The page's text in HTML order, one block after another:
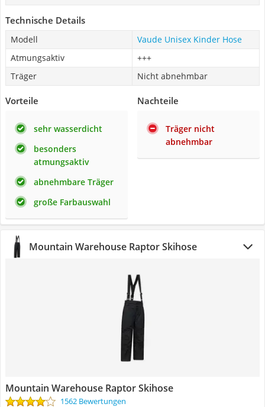
Technische Details
Modell
Vaude Unisex Kinder Hose
Atmungsaktiv
+++
Träger
Nicht abnehmbar
Vorteile
sehr wasserdicht
besonders
atmungsaktiv
abnehmbare Träger
große Farbauswahl
Nachteile
Träger nicht
abnehmbar
Mountain Warehouse Raptor Skihose
Mountain Warehouse Raptor Skihose
1562 Bewertungen